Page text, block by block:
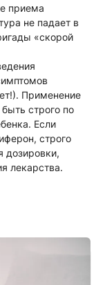
приема
не падает в
«скорой
Применение
строго по
Если
строго
дозировки,
лекарства.